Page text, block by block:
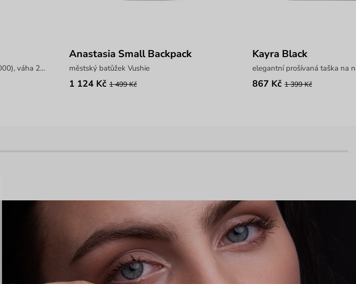
laboratory šperk ze stříbra (925/1000), váha 2,6 g
Anastasia Small Backpack
městský batůžek Vushie
1 124 Kč 1 499 Kč
Kayra Black
elegantní prošívaná taška na
867 Kč 1 399 Kč